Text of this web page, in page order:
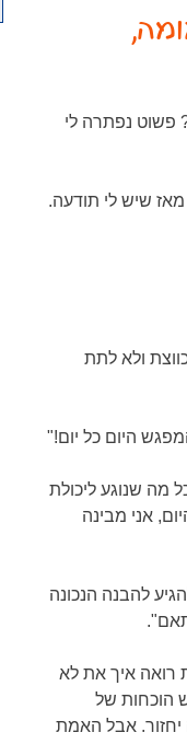
פשוט נפתרה לי
שיש לי תודעה.
ולא לתת
היום כל יום!"
מה שנוגע ליכולת
אני מבינה
להבנה הנכונה
רואה איך את לא
הוכחות של
יחזור. אבל האמת